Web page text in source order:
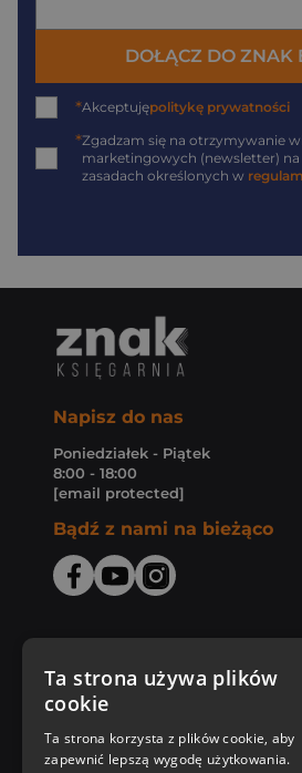
DOŁĄCZ DO ZNAK
*Akceptujępolitykę prywatności
*Zgadzam się na otrzymywanie
marketingowych (newsletter)
zasadach określonych w
Napisz do nas
Poniedziałek - Piątek
8:00 - 18:00
[email protected]
Bądź z nami na bieżąco
Zakupy u nas
Nasza oferta
Ta strona używa plików
cookie
Ta strona korzysta z plików cookie, aby
zapewnić lepszą wygodę użytkowania.